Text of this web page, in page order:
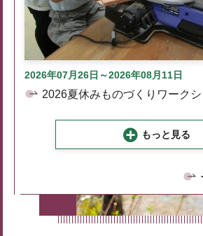
2026年07月26日～2026年08月11日
2026夏休みものづくりワーク
もっと見る